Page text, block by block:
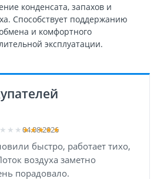
конденсата, запахов и
Способствует поддержанию
и комфортного
эксплуатации.
04.08.2026
быстро, работает тихо,
воздуха заметно
порадовало.